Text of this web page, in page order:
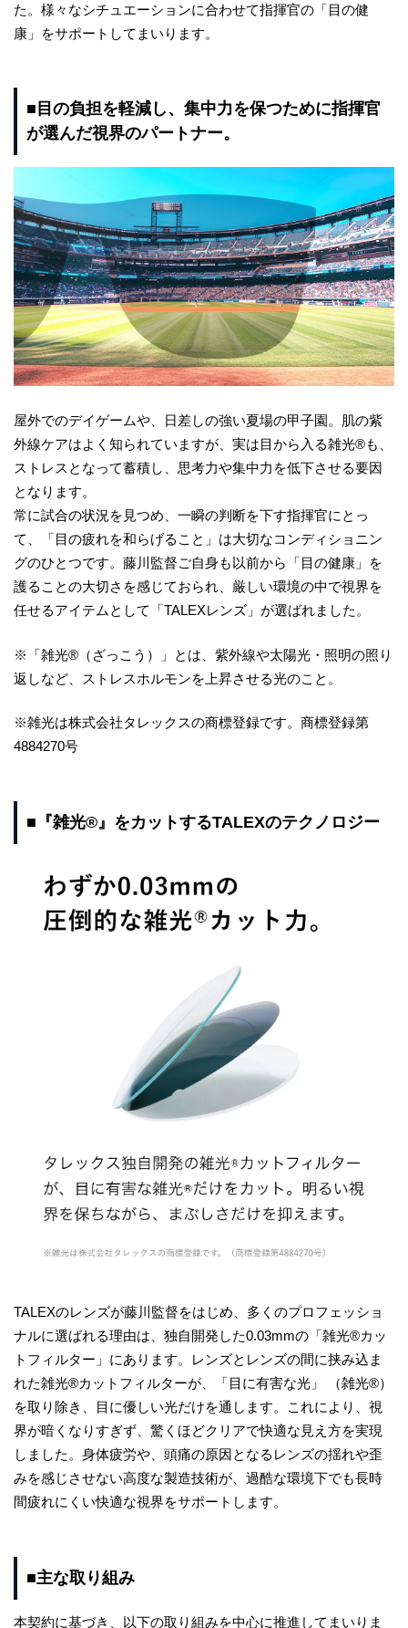
た。様々なシチュエーションに合わせて指揮官の「目の健
康」をサポートしてまいります。
■目の負担を軽減し、集中力を保つために指揮官
が選んだ視界のパートナー。
屋外でのデイゲームや、日差しの強い夏場の甲子園。肌の紫
外線ケアはよく知られていますが、実は目から入る雑光®も、
ストレスとなって蓄積し、思考力や集中力を低下させる要因
となります。
常に試合の状況を見つめ、一瞬の判断を下す指揮官にとっ
て、「目の疲れを和らげること」は大切なコンディショニン
グのひとつです。藤川監督ご自身も以前から「目の健康」を
護ることの大切さを感じておられ、厳しい環境の中で視界を
任せるアイテムとして「TALEXレンズ」が選ばれました。
※「雑光®（ざっこう）」とは、紫外線や太陽光・照明の照り
返しなど、ストレスホルモンを上昇させる光のこと。
※雑光は株式会社タレックスの商標登録です。商標登録第
4884270号
■『雑光®』をカットするTALEXのテクノロジー
TALEXのレンズが藤川監督をはじめ、多くのプロフェッショ
ナルに選ばれる理由は、独自開発した0.03mmの「雑光®カッ
トフィルター」にあります。レンズとレンズの間に挟み込ま
れた雑光®カットフィルターが、「目に有害な光」 （雑光®）
を取り除き、目に優しい光だけを通します。これにより、視
界が暗くなりすぎず、驚くほどクリアで快適な見え方を実現
しました。身体疲労や、頭痛の原因となるレンズの揺れや歪
みを感じさせない高度な製造技術が、過酷な環境下でも長時
間疲れにくい快適な視界をサポートします。
■主な取り組み
本契約に基づき、以下の取り組みを中心に推進してまいりま